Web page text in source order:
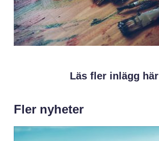
Läs fler inlägg här
Fler nyheter